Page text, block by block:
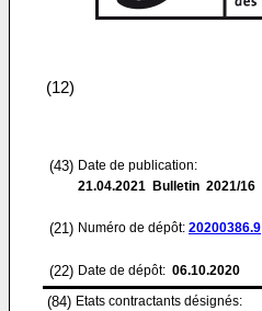
(12)
(43) Date de publication:
21.04.2021 Bulletin 2021/16
(21) Numéro de dépôt: 20200386.9
(22) Date de dépôt: 06.10.2020
(84) Etats contractants désignés: